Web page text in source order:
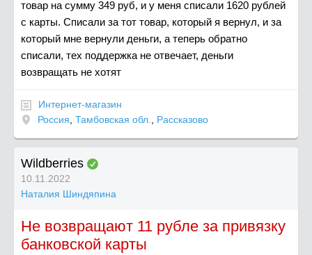
товар на сумму 349 руб, и у меня списали 1620 рублей
с карты. Списали за тот товар, который я вернул, и за
который мне вернули деньги, а теперь обратно
списали, тех поддержка не отвечает, деньги
возвращать не хотят
Интернет-магазин
Россия Тамбовская обл. Рассказово
Wildberries
10.11.2022
Наталия Шиндяпина
Не возвращают 11 рубле за привязку
банковской карты